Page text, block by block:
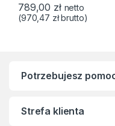
789,00 zł netto
(970,47 złbrutto)
Potrzebujesz
Strefa klienta